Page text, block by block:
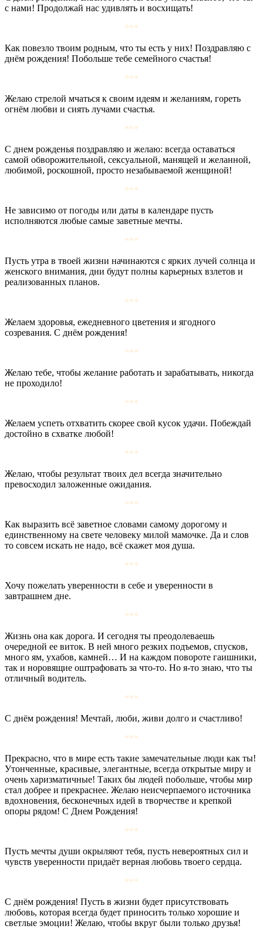
с нами! Продолжай нас удивлять и восхищать!
***
Как повезло твоим родным, что ты есть у них! Поздравляю с
днём рождения! Побольше тебе семейного счастья!
***
Желаю стрелой мчаться к своим идеям и желаниям, гореть
огнём любви и сиять лучами счастья.
***
С днем рожденья поздравляю и желаю: всегда оставаться
самой обворожительной, сексуальной, манящей и желанной,
любимой, роскошной, просто незабываемой женщиной!
***
Не зависимо от погоды или даты в календаре пусть
исполняются любые самые заветные мечты.
***
Пусть утра в твоей жизни начинаются с ярких лучей солнца и
женского внимания, дни будут полны карьерных взлетов и
реализованных планов.
***
Желаем здоровья, ежедневного цветения и ягодного
созревания. С днём рождения!
***
Желаю тебе, чтобы желание работать и зарабатывать, никогда
не проходило!
***
Желаем успеть отхватить скорее свой кусок удачи. Побеждай
достойно в схватке любой!
***
Желаю, чтобы результат твоих дел всегда значительно
превосходил заложенные ожидания.
***
Как выразить всё заветное словами самому дорогому и
единственному на свете человеку милой мамочке. Да и слов
то совсем искать не надо, всё скажет моя душа.
***
Хочу пожелать уверенности в себе и уверенности в
завтрашнем дне.
***
Жизнь она как дорога. И сегодня ты преодолеваешь
очередной ее виток. В ней много резких подъемов, спусков,
много ям, ухабов, камней… И на каждом повороте гаишники,
так и норовящие оштрафовать за что-то. Но я-то знаю, что ты
отличный водитель.
***
С днём рождения! Мечтай, люби, живи долго и счастливо!
***
Прекрасно, что в мире есть такие замечательные люди как ты!
Утонченные, красивые, элегантные, всегда открытые миру и
очень харизматичные! Таких бы людей побольше, чтобы мир
стал добрее и прекраснее. Желаю неисчерпаемого источника
вдохновения, бесконечных идей в творчестве и крепкой
опоры рядом! С Днем Рождения!
***
Пусть мечты души окрыляют тебя, пусть невероятных сил и
чувств уверенности придаёт верная любовь твоего сердца.
***
С днём рождения! Пусть в жизни будет присутствовать
любовь, которая всегда будет приносить только хорошие и
светлые эмоции! Желаю, чтобы вкруг были только друзья!